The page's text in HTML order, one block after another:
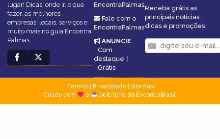
lugar! Dicas, onde ir, o que
fazer, as melhores
empresas, locais, serviços e
muito mais no guia Encontra
Palmas.
EncontraPalmas
Fale com o
EncontraPalmas
ANUNCIE:
Com
destaque |
Grátis
Receba grátis as
principais notícias,
dicas e promoções
Termos| Privacidade
Sitemap
Criado com
e pelo time do EncontraBrasil